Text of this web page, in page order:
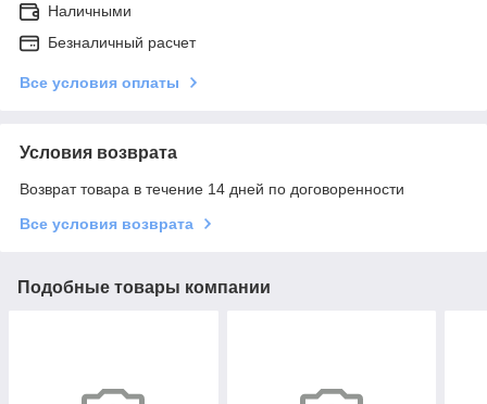
Наличными
Безналичный расчет
Все условия оплаты
Условия возврата
Возврат товара в течение 14 дней по договоренности
Все условия возврата
Подобные товары компании